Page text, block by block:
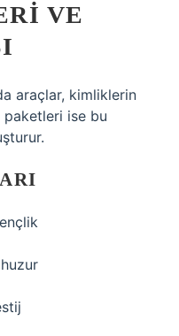
VE
araçlar, kimliklerin
paketleri ise bu